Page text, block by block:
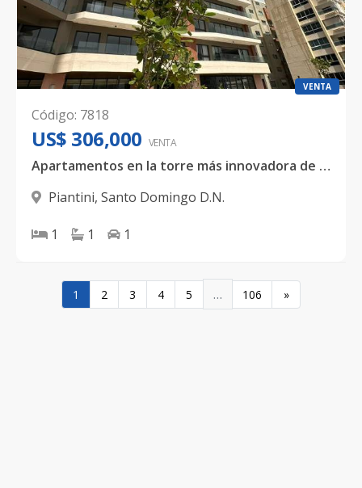
VENTA
Código: 7818
US$ 306,000 VENTA
Apartamentos en la torre más innovadora de Piantini
Piantini, Santo Domingo D.N.
1 1 1
1 2 3 4 5 … 106 »